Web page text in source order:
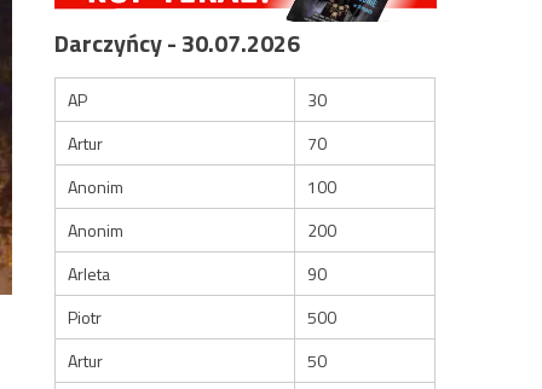
Darczyńcy - 30.07.2026
AP
30
Artur
70
Anonim
100
Anonim
200
Arleta
90
Piotr
500
Artur
50